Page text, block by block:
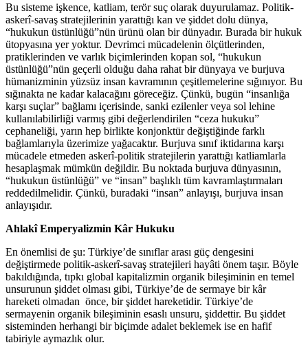
Bu sisteme işkence, katliam, terör suç olarak duyurulamaz. Politik-
askerî-savaş stratejilerinin yarattığı kan ve şiddet dolu dünya,
“hukukun üstünlüğü”nün ürünü olan bir dünyadır. Burada bir hukuk
ütopyasına yer yoktur. Devrimci mücadelenin ölçütlerinden,
pratiklerinden ve varlık biçimlerinden kopan sol, “hukukun
üstünlüğü”nün geçerli olduğu daha rahat bir dünyaya ve burjuva
hümanizminin yüzsüz insan kavramının çeşitlemelerine sığınıyor. Bu
sığınakta ne kadar kalacağını göreceğiz. Çünkü, bugün “insanlığa
karşı suçlar” bağlamı içerisinde, sanki ezilenler veya sol lehine
kullanılabilirliği varmış gibi değerlendirilen “ceza hukuku”
cephaneliği, yarın hep birlikte konjonktür değiştiğinde farklı
bağlamlarıyla üzerimize yağacaktır. Burjuva sınıf iktidarına karşı
mücadele etmeden askerî-politik stratejilerin yarattığı katliamlarla
hesaplaşmak mümkün değildir. Bu noktada burjuva dünyasının,
“hukukun üstünlüğü” ve “insan” başlıklı tüm kavramlaştırmaları
reddedilmelidir. Çünkü, buradaki “insan” anlayışı, burjuva insan
anlayışıdır.
Ahlakî Emperyalizmin Kâr Hukuku
En önemlisi de şu: Türkiye’de sınıflar arası güç dengesini
değiştirmede politik-askerî-savaş stratejileri hayâti önem taşır. Böyle
bakıldığında, tıpkı global kapitalizmin organik bileşiminin en temel
unsurunun şiddet olması gibi, Türkiye’de de sermaye bir kâr
hareketi olmadan önce, bir şiddet hareketidir. Türkiye’de
sermayenin organik bileşiminin esaslı unsuru, şiddettir. Bu şiddet
sisteminden herhangi bir biçimde adalet beklemek ise en hafif
tabiriyle aymazlık olur.